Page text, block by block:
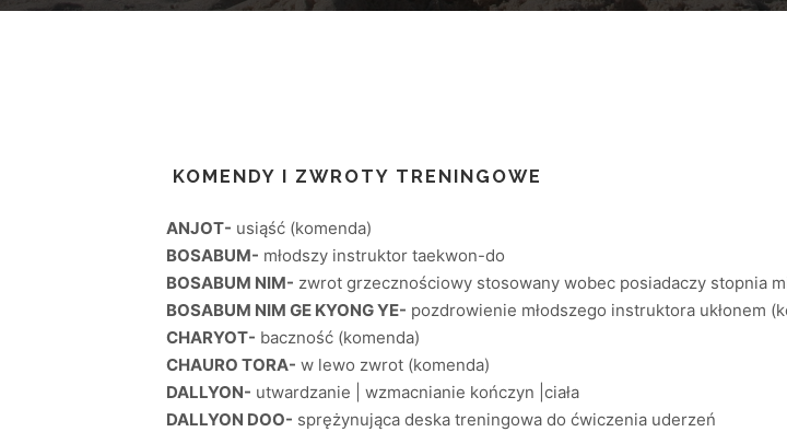
KOMENDY I ZWROTY TRENINGOWE
ANJOT- usiąść (komenda)
BOSABUM- młodszy instruktor taekwon-do
BOSABUM NIM- zwrot grzecznościowy stosowany wobec posiadaczy stopnia
BOSABUM NIM GE KYONG YE- pozdrowienie młodszego instruktora ukłonem
CHARYOT- baczność (komenda)
CHAURO TORA- w lewo zwrot (komenda)
DALLYON- utwardzanie | wzmacnianie kończyn |ciała
DALLYON DOO- sprężynująca deska treningowa do ćwiczenia uderzeń